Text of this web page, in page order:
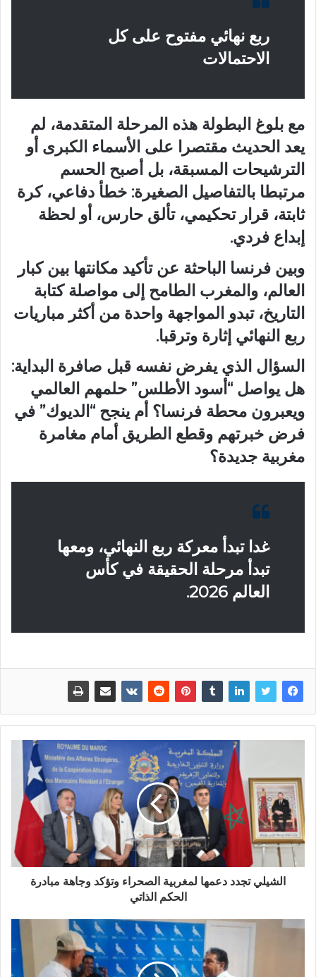
ربع نهائي مفتوح على كل
الاحتمالات
مع بلوغ البطولة هذه المرحلة المتقدمة، لم
يعد الحديث مقتصرا على الأسماء الكبرى أو
الترشيحات المسبقة، بل أصبح الحسم
مرتبطا بالتفاصيل الصغيرة: خطأ دفاعي، كرة
ثابتة، قرار تحكيمي، تألق حارس، أو لحظة
إبداع فردي.
وبين فرنسا الباحثة عن تأكيد مكانتها بين كبار
العالم، والمغرب الطامح إلى مواصلة كتابة
التاريخ، تبدو المواجهة واحدة من أكثر مباريات
ربع النهائي إثارة وترقبا.
السؤال الذي يفرض نفسه قبل صافرة البداية:
هل يواصل “أسود الأطلس” حلمهم العالمي
ويعبرون محطة فرنسا؟ أم ينجح “الديوك” في
فرض خبرتهم وقطع الطريق أمام مغامرة
مغربية جديدة؟
غدا تبدأ معركة ربع النهائي، ومعها
تبدأ مرحلة الحقيقة في كأس
العالم 2026.
الشيلي تجدد دعمها لمغربية الصحراء وتؤكد وجاهة مبادرة
الحكم الذاتي